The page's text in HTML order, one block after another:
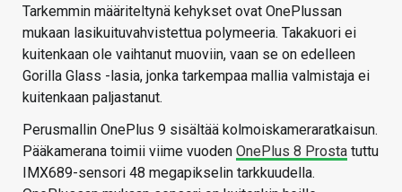
Tarkemmin määriteltynä kehykset ovat OnePlussan
mukaan lasikuituvahvistettua polymeeria. Takakuori ei
kuitenkaan ole vaihtanut muoviin, vaan se on edelleen
Gorilla Glass -lasia, jonka tarkempaa mallia valmistaja ei
kuitenkaan paljastanut.
Perusmallin OnePlus 9 sisältää kolmoiskameraratkaisun.
Pääkamerana toimii viime vuoden OnePlus 8 Prosta tuttu
IMX689-sensori 48 megapikselin tarkkuudella.